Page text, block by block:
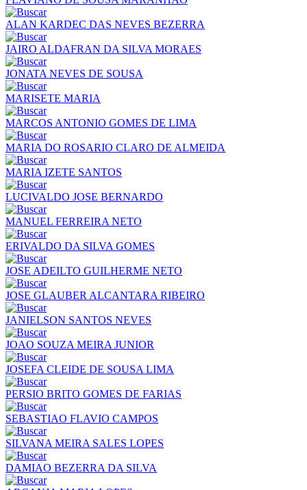
ALAN KARDEC DAS NEVES BEZERRA
JAIRO ALDAFRAN DA SILVA MORAES
JONATA NEVES DE SOUSA
MARISETE MARIA
MARCOS ANTONIO GOMES DE LIMA
MARIA DO ROSARIO CLARO DE ALMEIDA
MARIA IZETE SANTOS
LUCIVALDO JOSE BERNARDO
MANUEL FERREIRA NETO
ERIVALDO DA SILVA GOMES
JOSE ADEILTO GUILHERME NETO
JOSE GLAUBER ALCANTARA RIBEIRO
JANIELSON SANTOS NEVES
JOAO SOUZA MEIRA JUNIOR
JOSEFA CLEIDE DE SOUSA LIMA
PERSIO BRITO GOMES DE FARIAS
SEBASTIAO FLAVIO CAMPOS
SILVANA MEIRA SALES LOPES
DAMIAO BEZERRA DA SILVA